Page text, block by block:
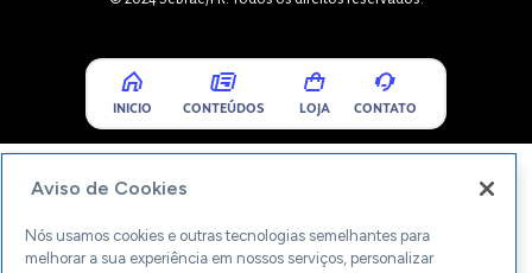
INICIO CONTEÚDOS LOJA CONTATO
Aviso de Cookies
Nós usamos cookies e outras tecnologias semelhantes para
melhorar a sua experiência em nossos serviços, personalizar